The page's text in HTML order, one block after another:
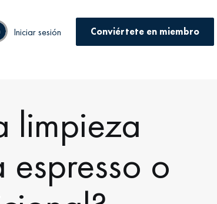
Iniciar sesión Conviértete en miembro
limpieza
o